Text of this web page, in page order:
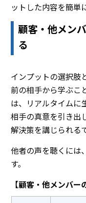
ットした内容を簡単
顧客・他メン
る
インプットの選択肢
前の相手から学ぶこ
は、リアルタイムに
相手の真意を引き出
解決策を講じられる
他者の声を聴くには
す。
【顧客・他メンバー